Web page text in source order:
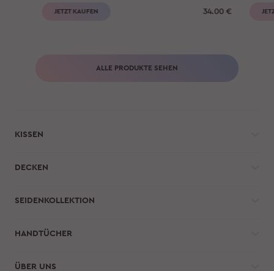
JETZT KAUFEN 34.00 €
ALLE PRODUKTE SEHEN
KISSEN
DECKEN
SEIDENKOLLEKTION
HANDTÜCHER
ÜBER UNS